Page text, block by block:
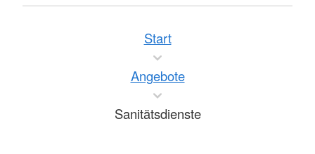
Start
Angebote
Sanitätsdienste